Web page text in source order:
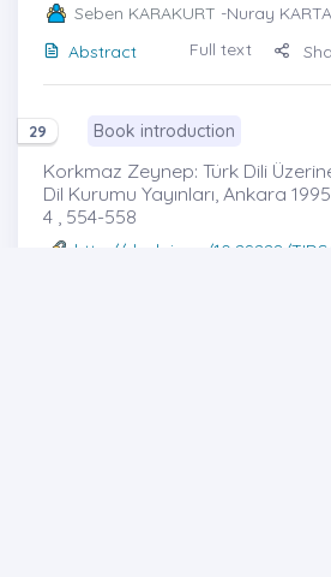
Seben KARAKURT -Nuray
Abstract
Full text
29 Book introduction
Korkmaz Zeynep: Türk Dili
Dil Kurumu Yayınları, Ankara
4 , 554-558
http://dx.doi.org/10.29228/